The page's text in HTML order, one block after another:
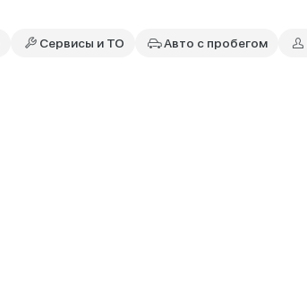
Сервисы и ТО Авто с пробегом